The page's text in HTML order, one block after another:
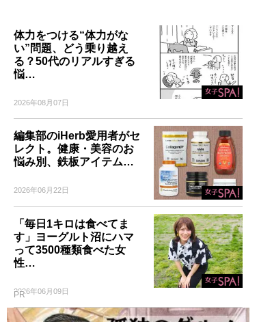
体力をつける“体力がな
い”問題、どう乗り越え
る？50代のリアルすぎる
悩…
2026年08月07日
編集部のiHerb愛用者がセ
レクト。健康・美容のお
悩み別、鉄板アイテム…
2026年06月22日
「毎日1キロは食べてま
す」ヨーグルト沼にハマ
って3500種類食べた女
性…
2026年06月09日
PR